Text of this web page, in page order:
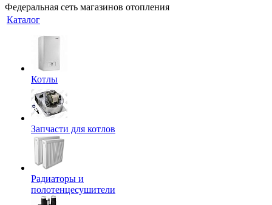
Федеральная сеть магазинов отопления
Каталог
Котлы
Запчасти для котлов
Радиаторы и
полотенцесушители